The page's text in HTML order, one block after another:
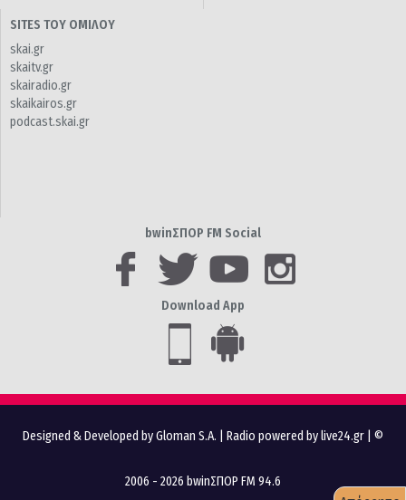
SITES ΤΟΥ ΟΜΙΛΟΥ
skai.gr
skaitv.gr
skairadio.gr
skaikairos.gr
podcast.skai.gr
bwinΣΠΟΡ FM Social
Download App
Designed & Developed by Gloman S.A. Radio powered by live24.gr | ©
2006 - 2026 bwinΣΠΟΡ FM 94.6